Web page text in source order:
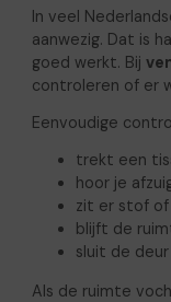
In veel
aanwezig. Dat is
goed werkt. Bij
controleren of er
Eenvoudige
trekt een
hoor je
zit er stof
blijft de
sluit de
Als de ruimte